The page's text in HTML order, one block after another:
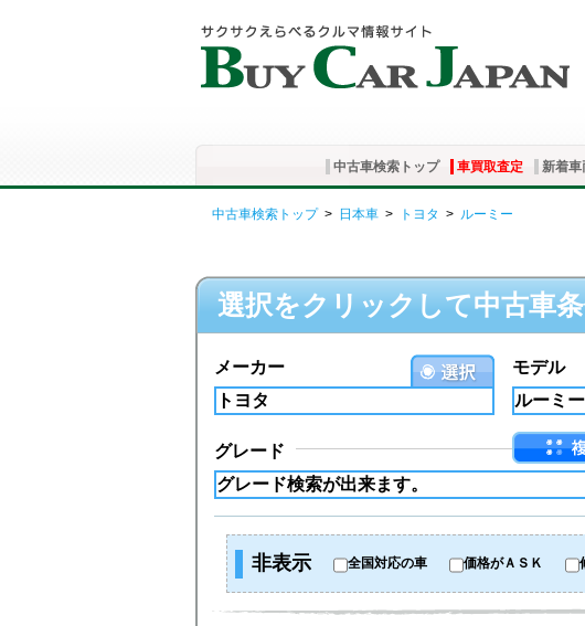
中古車検索トップ 車買取査定 新着車
中古車検索トップ> 日本車 > トヨタ > ルーミー
選択をクリックして中古車
モデル
メーカー
グレード
非表示 全国対応の車 価格がＡＳＫ